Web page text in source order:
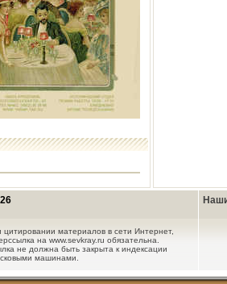
цитировании материалов в сети Интернет,
на www.sevkray.ru обязательна.
не должна быть закрыта к индексации
машинами.